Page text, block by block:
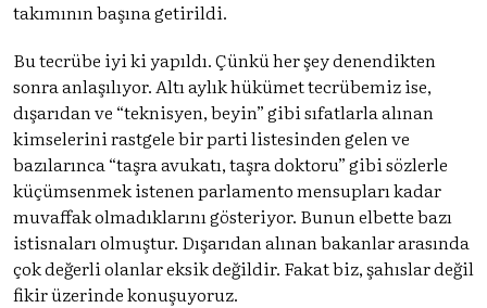
takımının başına getirildi.
Bu tecrübe iyi ki yapıldı. Çünkü her şey denendikten
sonra anlaşılıyor. Altı aylık hükümet tecrübemiz ise,
dışarıdan ve “teknisyen, beyin” gibi sıfatlarla alınan
kimselerini rastgele bir parti listesinden gelen ve
bazılarınca “taşra avukatı, taşra doktoru” gibi sözlerle
küçümsenmek istenen parlamento mensupları kadar
muvaffak olmadıklarını gösteriyor. Bunun elbette bazı
istisnaları olmuştur. Dışarıdan alınan bakanlar arasında
çok değerli olanlar eksik değildir. Fakat biz, şahıslar değil
fikir üzerinde konuşuyoruz.